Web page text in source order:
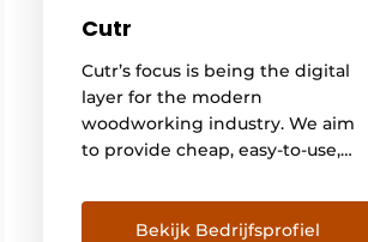
Cutr
Cutr’s focus is being the digital
layer for the modern
woodworking industry. We aim
to provide cheap, easy-to-use,
businesses their time and
margin back by increasing
Bekijk Bedrijfsprofiel